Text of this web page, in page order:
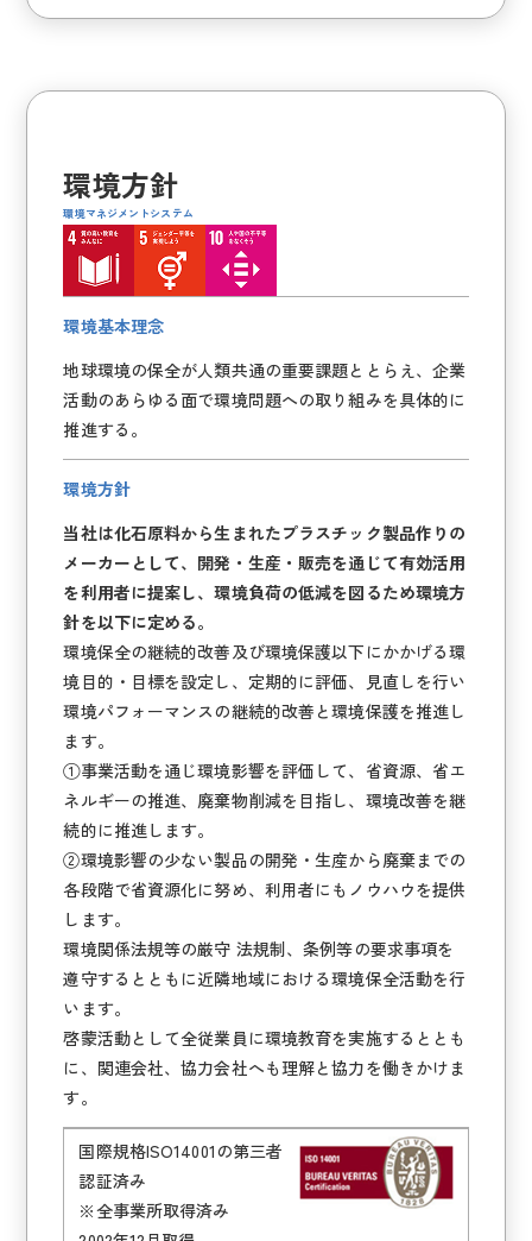
環境マネジメントシステム
環境方針
環境基本理念
地球環境の保全が人類共通の重要課題ととらえ、企業
活動のあらゆる面で環境問題への取り組みを具体的に
推進する。
環境方針
当社は化石原料から生まれたプラスチック製品作りの
メーカーとして、開発・生産・販売を通じて有効活用
を利用者に提案し、環境負荷の低減を図るため環境方
針を以下に定める。
環境保全の継続的改善及び環境保護以下にかかげる環
境目的・目標を設定し、定期的に評価、見直しを行い
環境パフォーマンスの継続的改善と環境保護を推進し
ます。
①事業活動を通じ環境影響を評価して、省資源、省エ
ネルギーの推進、廃棄物削減を目指し、環境改善を継
続的に推進します。
②環境影響の少ない製品の開発・生産から廃棄までの
各段階で省資源化に努め、利用者にもノウハウを提供
します。
環境関係法規等の厳守 法規制、条例等の要求事項を
遵守するとともに近隣地域における環境保全活動を行
います。
啓蒙活動として全従業員に環境教育を実施するととも
に、関連会社、協力会社へも理解と協力を働きかけま
す。
国際規格ISO14001の第三者
認証済み
※全事業所取得済み